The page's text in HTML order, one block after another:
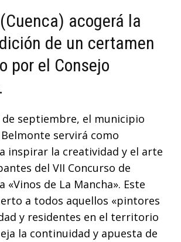
acogerá la
de un certamen
por el Consejo
de septiembre, el municipio
servirá como
inspirar la creatividad y el arte
del VII Concurso de
«Vinos de La Mancha». Este
a todos aquellos «pintores
y residentes en el territorio
la continuidad y apuesta de